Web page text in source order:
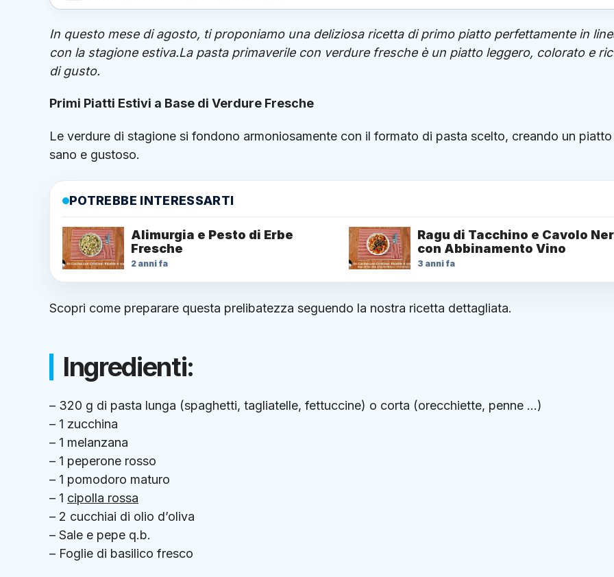
In questo mese di agosto, ti proponiamo una deliziosa ricetta di primo piatto perfettamente in
con la stagione estiva.La pasta primaverile con verdure fresche è un piatto leggero, colorato e
di gusto.
Primi Piatti Estivi a Base di Verdure Fresche
Le verdure di stagione si fondono armoniosamente con il formato di pasta scelto, creando un piatto
sano e gustoso.
POTREBBE INTERESSARTI
Alimurgia e Pesto di Erbe
Fresche
2 anni fa
Ragu di Tacchino e Cavolo
con Abbinamento Vino
3 anni fa
Scopri come preparare questa prelibatezza seguendo la nostra ricetta dettagliata.
Ingredienti:
– 320 g di pasta lunga (spaghetti, tagliatelle, fettuccine) o corta (orecchiette, penne …)
– 1 zucchina
– 1 melanzana
– 1 peperone rosso
– 1 pomodoro maturo
– 1 cipolla rossa
– 2 cucchiai di olio d’oliva
– Sale e pepe q.b.
– Foglie di basilico fresco